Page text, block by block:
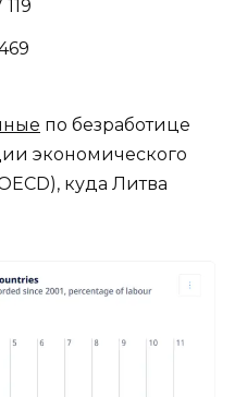
по безработице
экономического
куда Литва